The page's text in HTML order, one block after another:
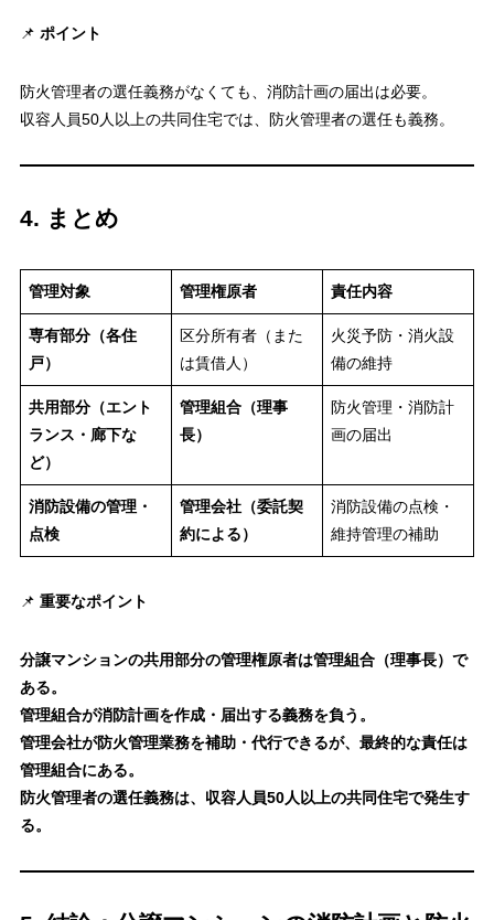
📌 ポイント
防火管理者の選任義務がなくても、消防計画の届出は必要。
収容人員50人以上の共同住宅では、防火管理者の選任も義務。
4. まとめ
管理対象 管理権原者 責任内容
専有部分（各住
戸）
区分所有者（また
は賃借人）
火災予防・消火設
備の維持
共用部分（エント
ランス・廊下な
ど）
管理組合（理事
長）
防火管理・消防計
画の届出
消防設備の管理・
点検
管理会社（委託契
約による）
消防設備の点検・
維持管理の補助
📌 重要なポイント
分譲マンションの共用部分の管理権原者は管理組合（理事長）で
ある。
管理組合が消防計画を作成・届出する義務を負う。
管理会社が防火管理業務を補助・代行できるが、最終的な責任は
管理組合にある。
防火管理者の選任義務は、収容人員50人以上の共同住宅で発生す
る。